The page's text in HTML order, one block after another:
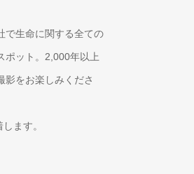
で生命に関する全ての
ポット。2,000年以上
影をお楽しみくださ
ます。